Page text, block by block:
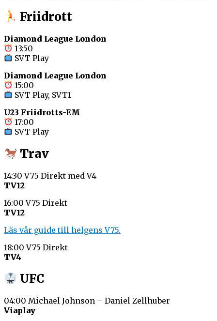
Friidrott
Diamond League London
13:50
SVT Play
Diamond League London
15:00
SVT Play, SVT1
U23 Friidrotts-EM
17:00
SVT Play
Trav
14:30 V75 Direkt med V4
TV12
16:00 V75 Direkt
TV12
Läs vår guide till helgens V75.
18:00 V75 Direkt
TV4
UFC
04:00 Michael Johnson – Daniel Zellhuber
Viaplay